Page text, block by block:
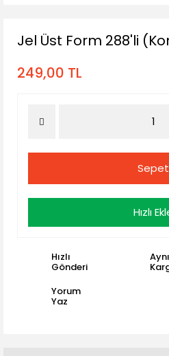
Jel Üst Form 288'li
249,00 TL
Hızlı
Hızlı
Gönderi
Yorum
Yaz